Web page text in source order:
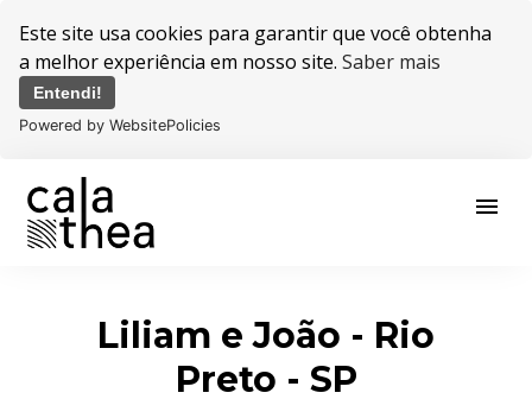
Este site usa cookies para garantir que você obtenha
a melhor experiência em nosso site. Saber mais
Entendi!
Powered by WebsitePolicies
menu
Liliam e João - Rio
Preto - SP